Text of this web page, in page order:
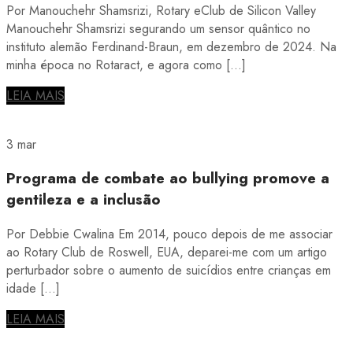
Por Manouchehr Shamsrizi, Rotary eClub de Silicon Valley
Manouchehr Shamsrizi segurando um sensor quântico no
instituto alemão Ferdinand-Braun, em dezembro de 2024. Na
minha época no Rotaract, e agora como […]
LEIA MAIS
3 mar
Programa de combate ao bullying promove a
gentileza e a inclusão
Por Debbie Cwalina Em 2014, pouco depois de me associar
ao Rotary Club de Roswell, EUA, deparei-me com um artigo
perturbador sobre o aumento de suicídios entre crianças em
idade […]
LEIA MAIS